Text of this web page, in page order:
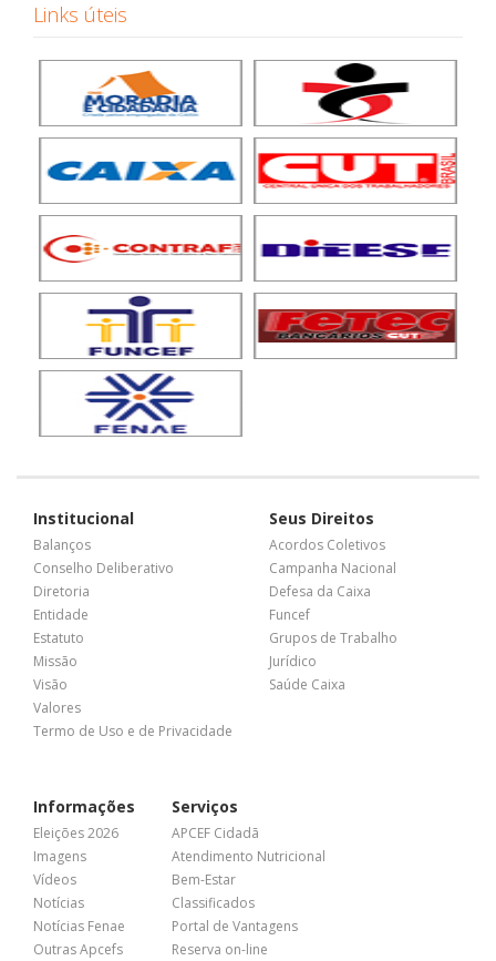
Links úteis
Institucional
Balanços
Conselho Deliberativo
Diretoria
Entidade
Estatuto
Missão
Visão
Valores
Termo de Uso e de Privacidade
Seus Direitos
Acordos Coletivos
Campanha Nacional
Defesa da Caixa
Funcef
Grupos de Trabalho
Jurídico
Saúde Caixa
Informações
Eleições 2026
Imagens
Vídeos
Notícias
Notícias Fenae
Outras Apcefs
Serviços
APCEF Cidadã
Atendimento Nutricional
Bem-Estar
Classificados
Portal de Vantagens
Reserva on-line